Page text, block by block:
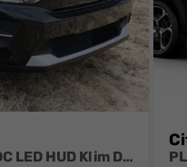
PLUS CarP/AndroidA PDC LED HUD Klim DAB BT